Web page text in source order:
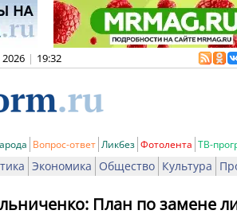
2026 | 19:32
Вопрос-ответ Ликбез Фотолента ТВ-
Экономика Общество Культура
План по замене